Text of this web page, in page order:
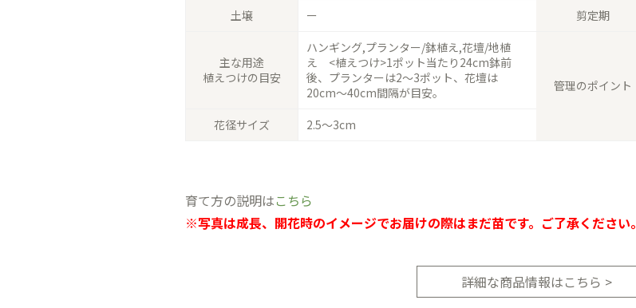
土壌
ー 剪定期
主な用途
植えつけの目安
ハンギング,プランター/鉢植え,花壇/地植
え <植えつけ>1ポット当たり24cm鉢前
後、プランターは2〜3ポット、花壇は
20cm〜40cm間隔が目安。
管理のポイント
花径サイズ 2.5〜3cm
育て方の説明はこちら
※写真は成長、開花時のイメージでお届けの際はまだ苗です。ご了承ください。
詳細な商品情報はこちら >